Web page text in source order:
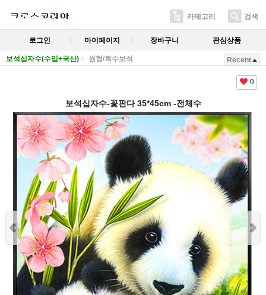
카테고리 검색
로그인 마이페이지 장바구니 관심상품
보석십자수(수입+국산) 원형/특수보석 Recent
0
보석십자수-꽃판다 35*45cm -전체수